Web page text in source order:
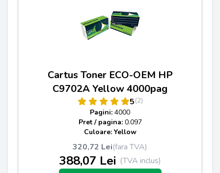
Cartus Toner ECO-OEM HP
C9702A Yellow 4000pag
5(2)
Pagini: 4000
Pret / pagina: 0.097
Culoare: Yellow
320,72 Lei(fara TVA)
388,07 Lei (TVA inclus)